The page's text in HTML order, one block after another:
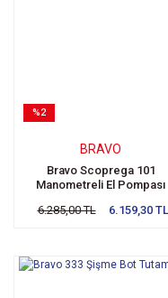
%2
BRAVO
Bravo Scoprega 101
Manometreli El Pompası
6.285,00 TL
6.159,30 TL